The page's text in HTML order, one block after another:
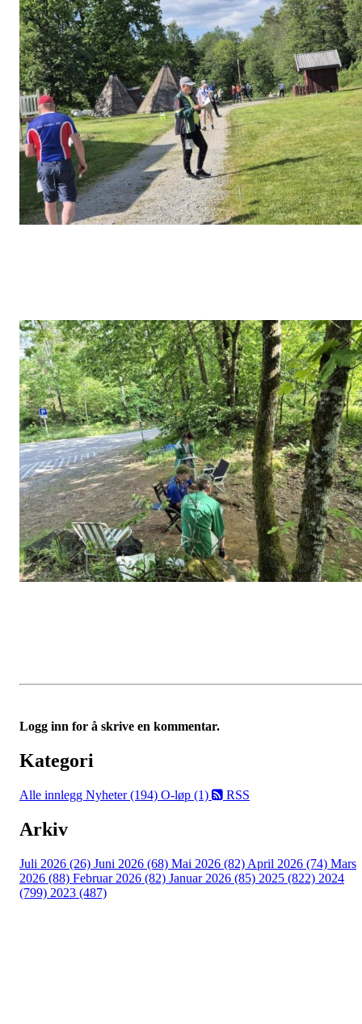
Logg inn for å skrive en kommentar.
Kategori
Alle innlegg Nyheter (194) O-løp (1) RSS
Arkiv
Juli 2026 (26) Juni 2026 (68) Mai 2026 (82) April 2026 (74) Mars
2026 (88) Februar 2026 (82) Januar 2026 (85) 2025 (822) 2024
(799) 2023 (487)